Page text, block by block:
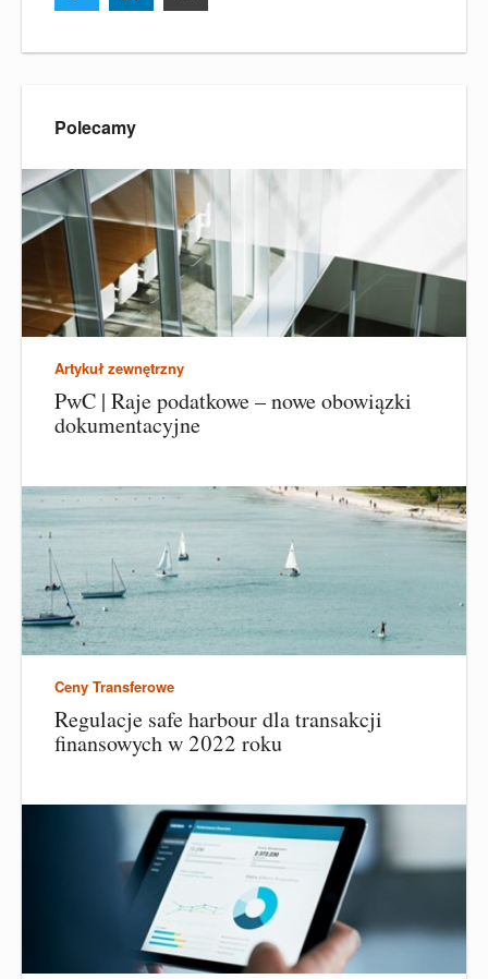
Polecamy
Artykuł zewnętrzny
PwC | Raje podatkowe – nowe obowiązki
dokumentacyjne
Ceny Transferowe
Regulacje safe harbour dla transakcji
finansowych w 2022 roku